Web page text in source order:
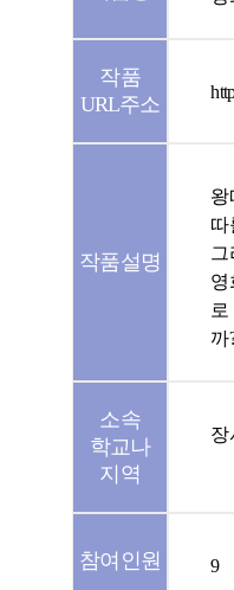
작품
URL주소
작품설명
왕
따
그
영
로
까
소속
학교나
지역
장
참여인원 9